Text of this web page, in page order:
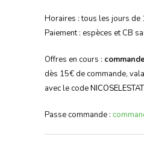
Horaires : tous les jours de
Paiement : espèces et CB
Offres en cours :
dès 15€ de commande,
avec le codeNICOSELESTAT
Passe commande :